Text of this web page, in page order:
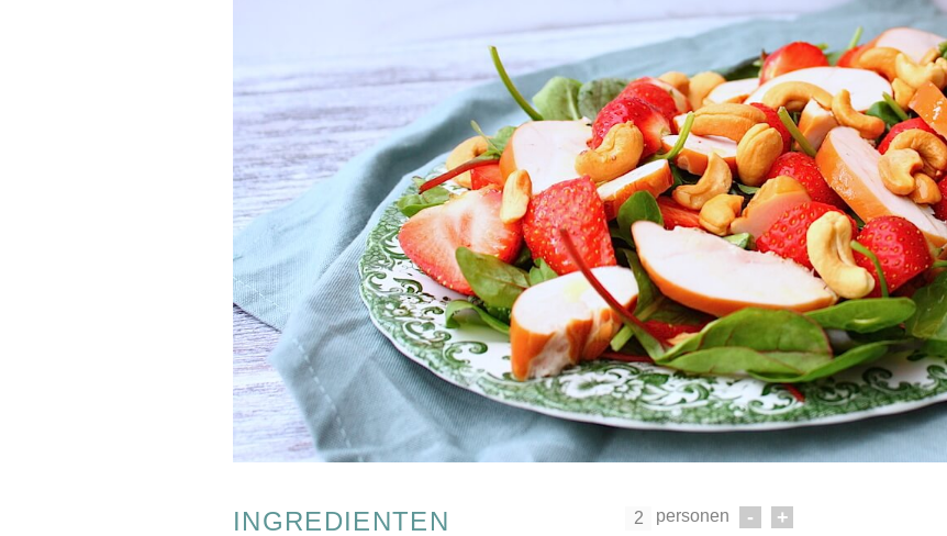
INGREDIENTEN personen - +